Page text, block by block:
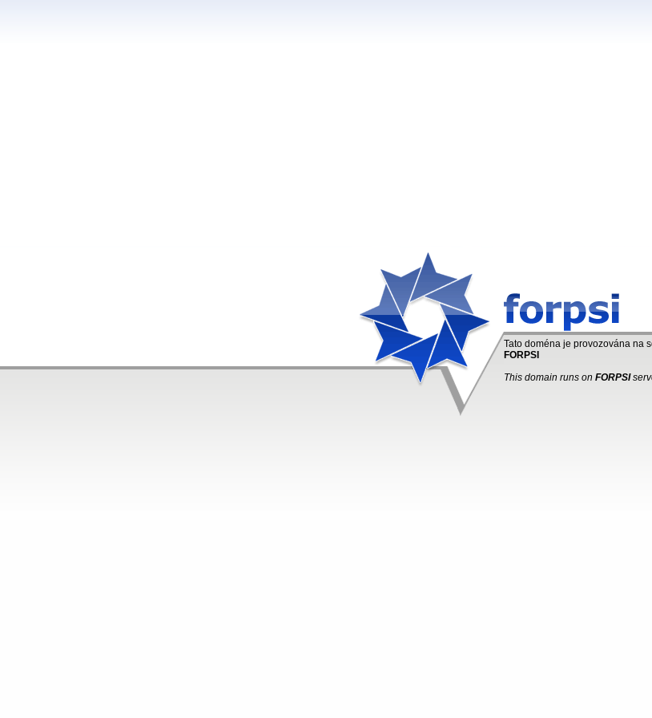
Tato doména je provozována na
FORPSI
This domain runs on FORPSI